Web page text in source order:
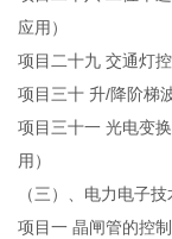
应用）
项目二十九 交通灯
项目三十 升/降阶梯
项目三十一 光电变
用）
（三）、电力电子
项目一 晶闸管的控